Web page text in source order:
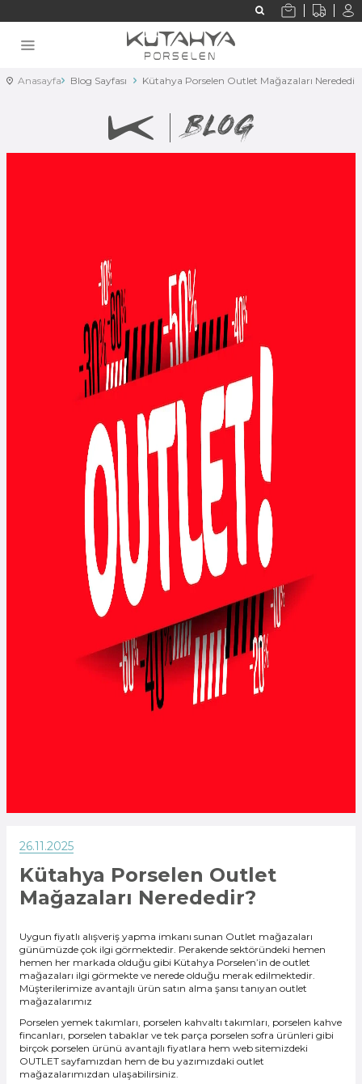
Anasayfa Blog Sayfası Kütahya Porselen Outlet Mağazaları
26.11.2025
Kütahya Porselen Outlet
Mağazaları Nerededir?
Uygun fiyatlı alışveriş yapma imkanı sunan Outlet mağazaları
günümüzde çok ilgi görmektedir. Perakende sektöründeki hemen
hemen her markada olduğu gibi Kütahya Porselen’in de outlet
mağazaları ilgi görmekte ve nerede olduğu merak edilmektedir.
Müşterilerimize avantajlı ürün satın alma şansı tanıyan outlet
mağazalarımız
Porselen yemek takımları, porselen kahvaltı takımları, porselen kahve
fincanları, porselen tabaklar ve tek parça porselen sofra ürünleri gibi
birçok porselen ürünü avantajlı fiyatlara hem web sitemizdeki
OUTLET sayfamızdan hem de bu yazımızdaki outlet
mağazalarımızdan ulaşabilirsiniz.